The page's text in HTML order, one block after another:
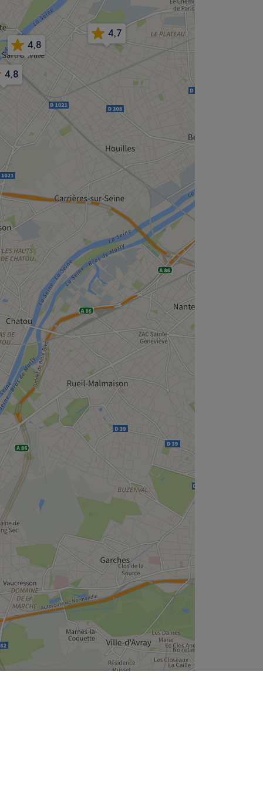
4,8
4,8
4,7